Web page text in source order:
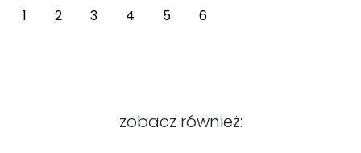
1 2 3 4 5 6
zobacz również: